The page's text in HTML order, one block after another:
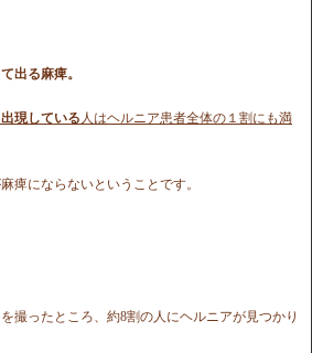
出る麻痺。
現している 人はヘルニア患者全体の１割にも満
痺にならないということです。
撮ったところ、約8割の人にヘルニアが見つかり